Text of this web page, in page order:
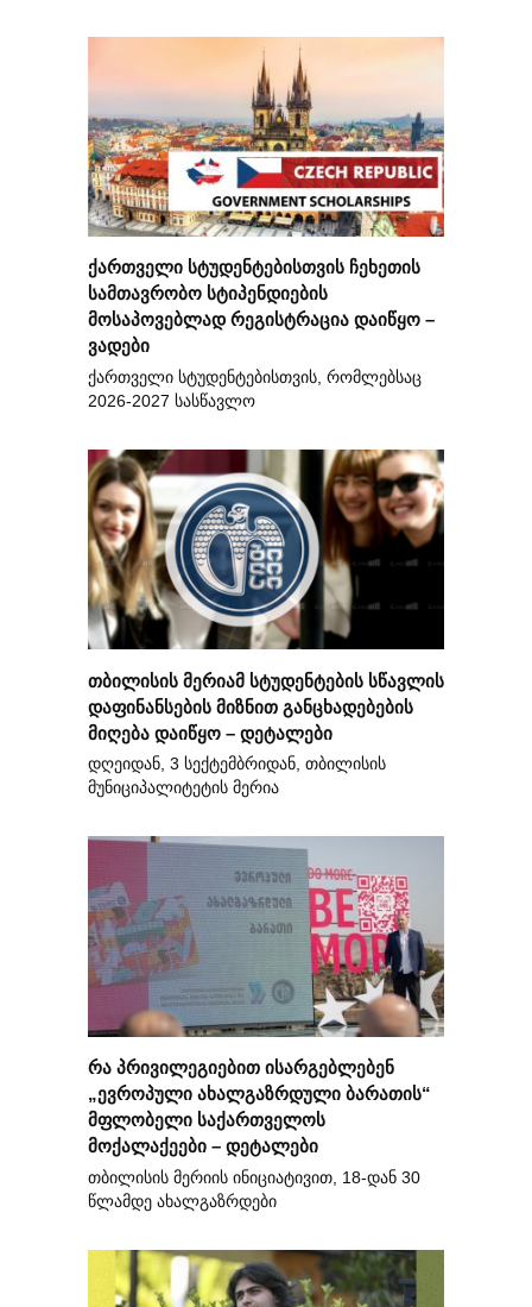
ქართველი სტუდენტებისთვის ჩეხეთის
სამთავრობო სტიპენდიების
მოსაპოვებლად რეგისტრაცია დაიწყო –
ვადები
ქართველი სტუდენტებისთვის, რომლებსაც
2026-2027 სასწავლო
თბილისის მერიამ სტუდენტების სწავლის
დაფინანსების მიზნით განცხადებების
მიღება დაიწყო – დეტალები
დღეიდან, 3 სექტემბრიდან, თბილისის
მუნიციპალიტეტის მერია
რა პრივილეგიებით ისარგებლებენ
„ევროპული ახალგაზრდული ბარათის“
მფლობელი საქართველოს
მოქალაქეები – დეტალები
თბილისის მერიის ინიციატივით, 18-დან 30
წლამდე ახალგაზრდები